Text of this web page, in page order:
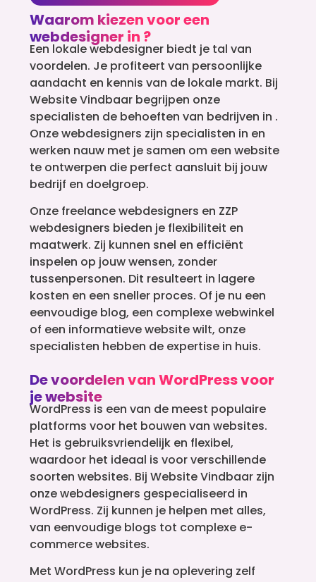
Waarom kiezen voor een
webdesigner in ?
Een lokale webdesigner biedt je tal van
voordelen. Je profiteert van persoonlijke
aandacht en kennis van de lokale markt. Bij
Website Vindbaar begrijpen onze
specialisten de behoeften van bedrijven in .
Onze webdesigners zijn specialisten in en
werken nauw met je samen om een website
te ontwerpen die perfect aansluit bij jouw
bedrijf en doelgroep.
Onze freelance webdesigners en ZZP
webdesigners bieden je flexibiliteit en
maatwerk. Zij kunnen snel en efficiënt
inspelen op jouw wensen, zonder
tussenpersonen. Dit resulteert in lagere
kosten en een sneller proces. Of je nu een
eenvoudige blog, een complexe webwinkel
of een informatieve website wilt, onze
specialisten hebben de expertise in huis.
De voordelen van WordPress voor
je website
WordPress is een van de meest populaire
platforms voor het bouwen van websites.
Het is gebruiksvriendelijk en flexibel,
waardoor het ideaal is voor verschillende
soorten websites. Bij Website Vindbaar zijn
onze webdesigners gespecialiseerd in
WordPress. Zij kunnen je helpen met alles,
van eenvoudige blogs tot complexe e-
commerce websites.
Met WordPress kun je na oplevering zelf